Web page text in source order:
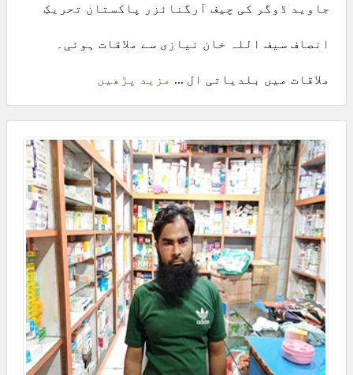
جاوید ڈوگر کی چیف آرگنائزر پاکستان تحریکِ
انصاف سیف اللہ خان نیازی سے ملاقات ہوئی۔
ملاقات میں بلدیاتی ال ... مزید پڑھیں